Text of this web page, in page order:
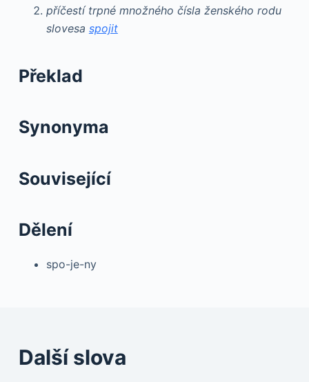
příčestí trpné množného čísla ženského rodu
slovesa spojit
Překlad
Synonyma
Související
Dělení
spo-je-ny
Další slova